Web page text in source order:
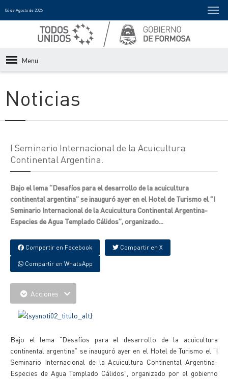
06 de Agosto de 2026
Menu
Noticias
I Seminario Internacional de la Acuicultura
Continental Argentina.
Bajo el lema “Desafíos para el desarrollo de la acuicultura
continental argentina” se inauguró ayer en el Hotel de Turismo el “I
Seminario Internacional de la Acuicultura Continental Argentina-
Especies de Agua Templado Cálidos”, organizado...
Compartir en Facebook Compartir en X
Compartir en WhatsApp
Acciones
Bajo el lema “Desafíos para el desarrollo de la acuicultura
continental argentina” se inauguró ayer en el Hotel de Turismo el “I
Seminario Internacional de la Acuicultura Continental Argentina-
Especies de Agua Templado Cálidos”, organizado por el gobierno